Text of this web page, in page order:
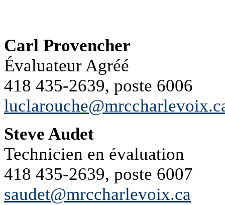
Carl Provencher
Évaluateur Agréé
418 435-2639, poste 6006
Steve Audet
Technicien en évaluation
418 435-2639, poste 6007
saudet@mrccharlevoix.ca